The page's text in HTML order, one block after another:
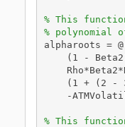
% This
% polynomial
alpharoots =
(1 -
(1 + (2 -
-
% This